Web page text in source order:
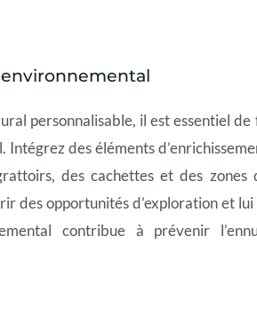
personnalisable, il est essentiel
des éléments
des cachettes et des zones
des opportunités d’exploration et
contribue à prévenir